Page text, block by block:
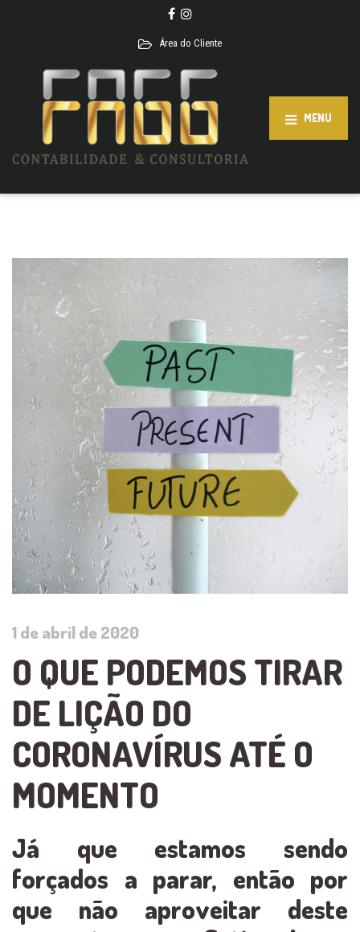
Área do Cliente
MENU
1 de abril de 2020
O QUE PODEMOS TIRAR
DE LIÇÃO DO
CORONAVÍRUS ATÉ O
MOMENTO
Já que estamos sendo
forçados a parar, então por
que não aproveitar deste